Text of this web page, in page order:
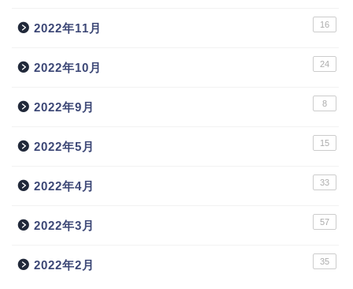
2022年11月 16
2022年10月 24
2022年9月 8
2022年5月 15
2022年4月 33
2022年3月 57
2022年2月 35